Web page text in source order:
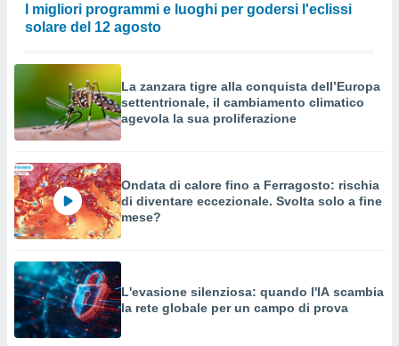
I migliori programmi e luoghi per godersi l'eclissi
solare del 12 agosto
La zanzara tigre alla conquista dell’Europa
settentrionale, il cambiamento climatico
agevola la sua proliferazione
Ondata di calore fino a Ferragosto: rischia
di diventare eccezionale. Svolta solo a fine
mese?
L'evasione silenziosa: quando l'IA scambia
la rete globale per un campo di prova